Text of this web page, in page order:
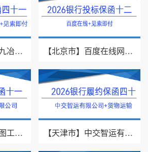
【成都市】中国十九冶集团有限公司/见索即付/2026年银行履约保函四十一 【北京市】百度在线网络技术（北京）有限公司/投标保函/2026银行投标保函十二
【上海市】上海河图工程股份有限公司/投标保函/2026银行投标保函十一 【天津市】中交智运有限公司/货物运输/2026年银行履约保函四十